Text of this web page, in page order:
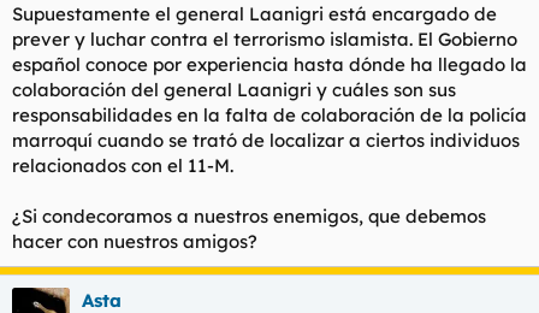
Supuestamente el general Laanigri está encargado de
prever y luchar contra el terrorismo islamista. El Gobierno
español conoce por experiencia hasta dónde ha llegado la
colaboración del general Laanigri y cuáles son sus
responsabilidades en la falta de colaboración de la policía
marroquí cuando se trató de localizar a ciertos individuos
relacionados con el 11-M.
¿Si condecoramos a nuestros enemigos, que debemos
hacer con nuestros amigos?
Asta